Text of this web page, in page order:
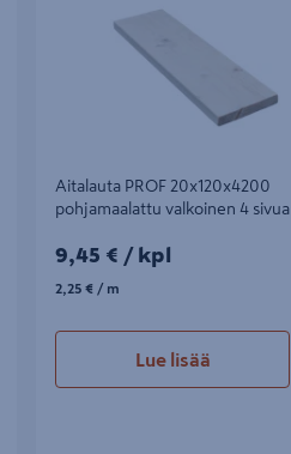
Aitalauta PROF 20x120x4200
pohjamaalattu valkoinen 4 sivua
9,45€/kpl
9,45 € / kpl
2,25€/m
2,25 € / m
Lue lisää